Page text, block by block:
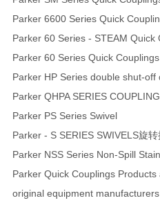
Parker 6600 Series Quick
Parker 60 Series - STEAM Quick
Parker 60 Series Quick Couplings
Parker HP Series double shut-off
Parker QHPA SERIES
Parker PS Series Swivel
Parker - S SERIES SWIVELS旋
Parker NSS Series Non-Spill
Parker Quick Couplings
original equipment manufacturers